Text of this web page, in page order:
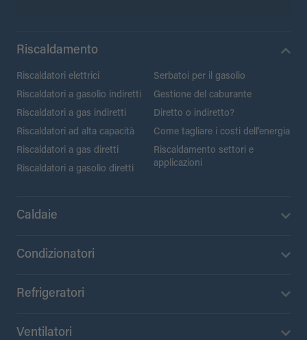
Riscaldamento
Riscaldatori elettrici
Riscaldatori a gasolio indiretti
Riscaldatori a gas indiretti
Riscaldatori ad alta capacità
Riscaldatori a gas diretti
Riscaldatori a gasolio diretti
Serbatoi per il gasolio
Gestione del caburante
Diretto o indiretto?
Come tagliare i costi dell’energia
Riscaldamento settori e
applicazioni
Caldaie
Condizionatori
Refrigeratori
Ventilatori